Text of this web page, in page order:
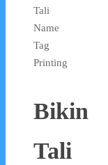
Tali
Name
Tag
Printing
Bikin
Tali